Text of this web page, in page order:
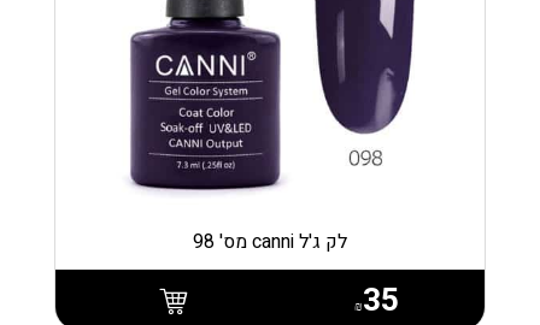
לק ג'ל canni מס' 98
₪35